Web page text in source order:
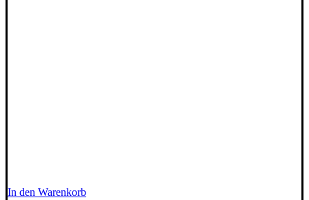
In den Warenkorb